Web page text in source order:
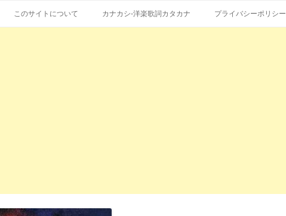
の和訳、英語の意味、読み方
ン
ン
このサイトについて カナカシ-洋楽歌詞カタカナ プライバシーポリシー